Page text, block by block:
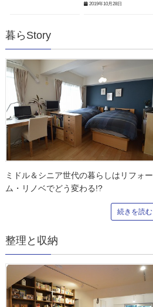
2019年10月28日
暮らStory
ミドル＆シニア世代の暮らしはリフォー
ム・リノベでどう変わる!?
続きを読む
整理と収納